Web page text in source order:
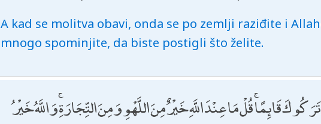
A kad se molitva obavi, onda se po zemlji raziđite i
mnogo spominjite, da biste postigli što želite.
قَائِمًا ۚ قُلْ مَا عِنْدَ اللَّهِ خَيْرٌ مِنَ اللَّهْوِ وَمِنَ التِّجَارَةِ ۚ وَاللَّهُ خَيْرُ